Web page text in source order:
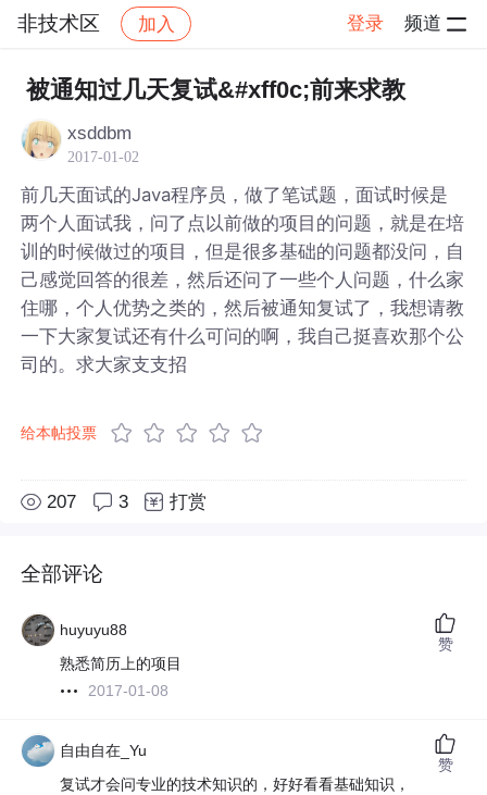
非技术区 加入 登录 频道
社区 非技术区 帖子详情
被通知过几天复试&#xff0c;前来求教
xsddbm
2017-01-02
前几天面试的Java程序员，做了笔试题，面试时候是
两个人面试我，问了点以前做的项目的问题，就是在培
训的时候做过的项目，但是很多基础的问题都没问，自
己感觉回答的很差，然后还问了一些个人问题，什么家
住哪，个人优势之类的，然后被通知复试了，我想请教
一下大家复试还有什么可问的啊，我自己挺喜欢那个公
司的。求大家支支招
给本帖投票
207 3 打赏
全部评论
huyuyu88
熟悉简历上的项目
2017-01-08
赞
自由自在_Yu
复试才会问专业的技术知识的，好好看看基础知识，
赞